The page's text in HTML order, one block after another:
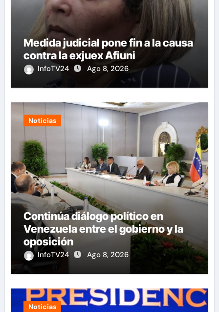
Medida judicial pone fin a la causa
contra la exjuex Afiuni
InfoTV24 Ago 8, 2026
Noticias
Continúa diálogo político en
Venezuela entre el gobierno y la
oposición
InfoTV24 Ago 8, 2026
Noticias